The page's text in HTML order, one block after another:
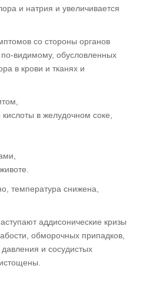
и натрия и увеличивается
со стороны органов
видимому, обусловленных
в крови и тканях и
в желудочном соке,
температура снижена,
аддисонические кризы
обморочных припадков,
давления и сосудистых